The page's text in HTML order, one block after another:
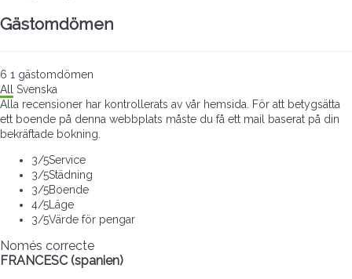
Gästomdömen
6 1 gästomdömen
All
Svenska
Alla recensioner har kontrollerats av vår hemsida. För att betygsätta
ett boende på denna webbplats måste du få ett mail baserat på din
bekräftade bokning.
3/5Service
3/5Städning
3/5Boende
4/5 Läge
3/5Värde för pengar
Només correcte
FRANCESC (spanien)